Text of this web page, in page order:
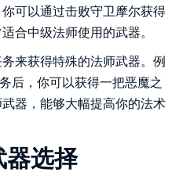
可以通过击败守卫摩尔获得
合中级法师使用的武器。
来获得特殊的法师武器。例
后，你可以获得一把恶魔之
器，能够大幅提高你的法术
选择